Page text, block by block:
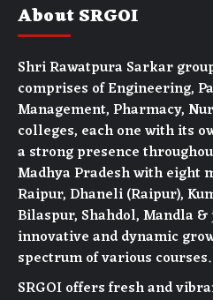
About SRGOI
Shri Rawatpura Sarkar
comprises of Engineering,
Management, Pharmacy,
colleges, each one with its
a strong presence
Madhya Pradesh with eight
Raipur, Dhaneli (Raipur),
Bilaspur, Shahdol, Mandla
innovative and dynamic
spectrum of various courses.
SRGOI offers fresh and